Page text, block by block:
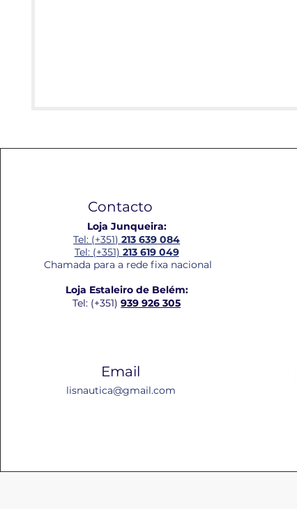
Contacto
Loja Junqueira:
Tel: (+351)213 639 084
Tel: (+351) 213 619 049
Chamada para a rede fixa nacional
Loja Estaleiro de Belém:
Tel: (+351)939 926 305
Email
lisnautica@gmail.com